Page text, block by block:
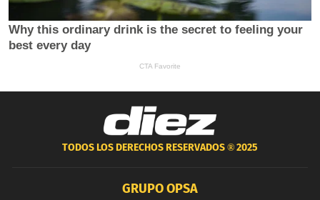
TODOS LOS DERECHOS RESERVADOS ®2025
GRUPO OPSA